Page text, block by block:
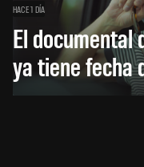
HACE 1 DÍA
El documental
ya tiene fecha